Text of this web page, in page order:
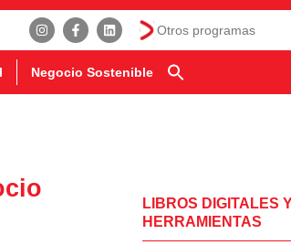
Otros programas
Negocio Sostenible
LIBROS DIGITALES
HERRAMIENTAS